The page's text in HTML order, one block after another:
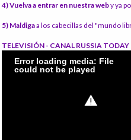
4) Vuelva a entrar en nuestra weby ya
5) Maldigaa los cabecillas del "mundo
TELEVISIÓN - CANAL RUSSIA TODAY